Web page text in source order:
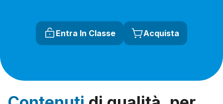
Entra In Classe Acquista